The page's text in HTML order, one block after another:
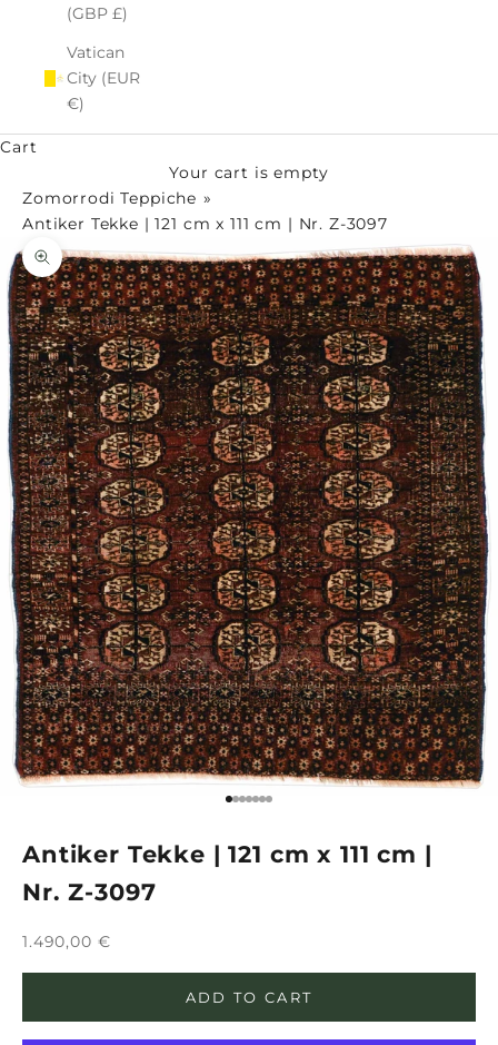
(GBP £)
Vatican
City (EUR
€)
Cart
Your cart is empty
Zomorrodi Teppiche
Antiker Tekke | 121 cm x 111 cm | Nr. Z-3097
Zoom picture
Go to item 1
Go to item 2
Go to item 3
Go to item 4
Go to item 5
Go to item 6
Go to item 7
Antiker Tekke | 121 cm x 111 cm |
Nr. Z-3097
Sale price
1.490,00 €
ADD TO CART